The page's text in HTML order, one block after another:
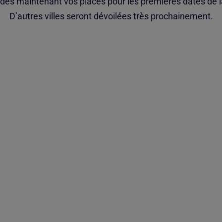
D’autres villes seront dévoilées très prochainement.